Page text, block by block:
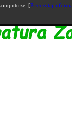
[Przeczytaj